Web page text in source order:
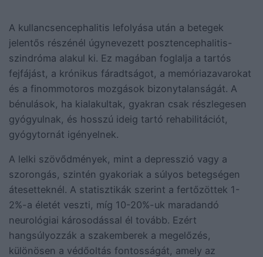
A kullancsencephalitis lefolyása után a betegek
jelentős részénél úgynevezett posztencephalitis-
szindróma alakul ki. Ez magában foglalja a tartós
fejfájást, a krónikus fáradtságot, a memóriazavarokat
és a finommotoros mozgások bizonytalanságát. A
bénulások, ha kialakultak, gyakran csak részlegesen
gyógyulnak, és hosszú ideig tartó rehabilitációt,
gyógytornát igényelnek.
A lelki szövődmények, mint a depresszió vagy a
szorongás, szintén gyakoriak a súlyos betegségen
átesetteknél. A statisztikák szerint a fertőzöttek 1-
2%-a életét veszti, míg 10-20%-uk maradandó
neurológiai károsodással él tovább. Ezért
hangsúlyozzák a szakemberek a megelőzés,
különösen a védőoltás fontosságát, amely az